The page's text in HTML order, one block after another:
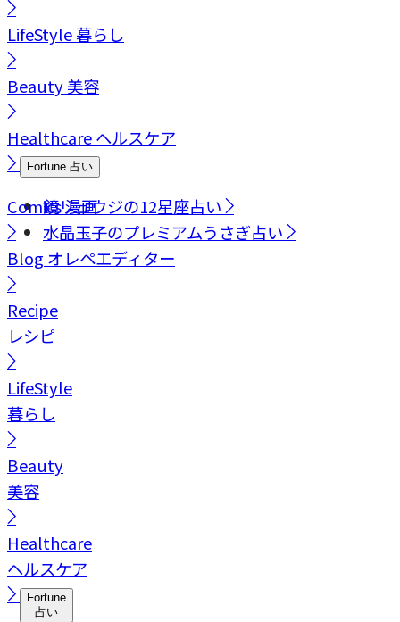
LifeStyle暮らし
Beauty美容
Healthcareヘルスケア
Fortune 占い
鏡リュウジの12星座占い
水晶玉子のプレミアムうさぎ占い
Comics漫画
Blog オレペエディター
Recipe
レシピ
LifeStyle
暮らし
Beauty
美容
Healthcare
ヘルスケア
Fortune
占い